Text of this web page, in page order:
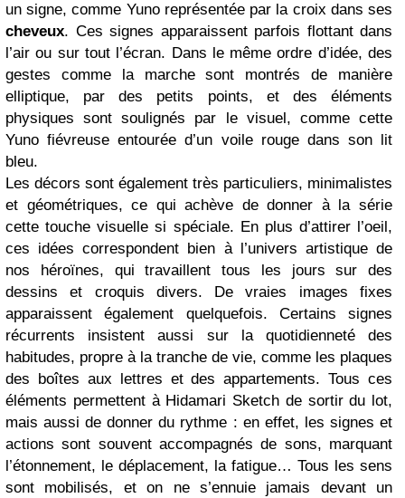
un signe, comme Yuno représentée par la croix dans ses
cheveux. Ces signes apparaissent parfois flottant dans
l’air ou sur tout l’écran. Dans le même ordre d’idée, des
gestes comme la marche sont montrés de manière
elliptique, par des petits points, et des éléments
physiques sont soulignés par le visuel, comme cette
Yuno fiévreuse entourée d’un voile rouge dans son lit
bleu.
Les décors sont également très particuliers, minimalistes
et géométriques, ce qui achève de donner à la série
cette touche visuelle si spéciale. En plus d’attirer l’oeil,
ces idées correspondent bien à l’univers artistique de
nos héroïnes, qui travaillent tous les jours sur des
dessins et croquis divers. De vraies images fixes
apparaissent également quelquefois. Certains signes
récurrents insistent aussi sur la quotidienneté des
habitudes, propre à la tranche de vie, comme les plaques
des boîtes aux lettres et des appartements. Tous ces
éléments permettent à Hidamari Sketch de sortir du lot,
mais aussi de donner du rythme : en effet, les signes et
actions sont souvent accompagnés de sons, marquant
l’étonnement, le déplacement, la fatigue… Tous les sens
sont mobilisés, et on ne s’ennuie jamais devant un